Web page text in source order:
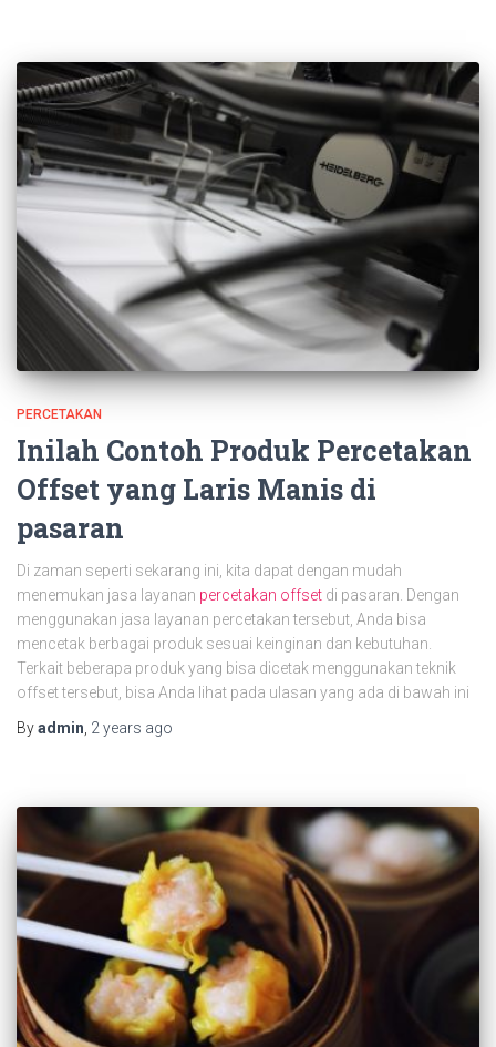
PERCETAKAN
Inilah Contoh Produk Percetakan
Offset yang Laris Manis di
pasaran
Di zaman seperti sekarang ini, kita dapat dengan mudah
menemukan jasa layanan percetakan offset di pasaran. Dengan
menggunakan jasa layanan percetakan tersebut, Anda bisa
mencetak berbagai produk sesuai keinginan dan kebutuhan.
Terkait beberapa produk yang bisa dicetak menggunakan teknik
offset tersebut, bisa Anda lihat pada ulasan yang ada di bawah ini
Byadmin 2 years ago